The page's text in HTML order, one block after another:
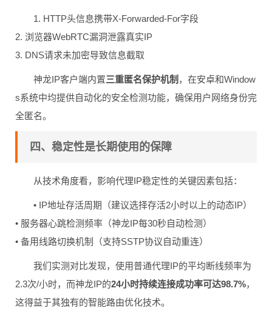
1. HTTP头信息携带X-Forwarded-For字段
2. 浏览器WebRTC漏洞泄露真实IP
3. DNS请求未加密导致信息截取
神龙IP客户端内置三重匿名保护机制 ，在安卓和Window
s系统中均提供自动化的安全检测功能，确保用户网络身份完
全匿名。
四、稳定性是长期使用的保障
从技术角度看，影响代理IP稳定性的关键因素包括：
• IP地址存活周期（建议选择存活2小时以上的动态IP）
• 服务器心跳检测频率（神龙IP每30秒自动检测）
• 备用线路切换机制（支持SSTP协议自动重连）
我们实测对比发现，使用普通代理IP的平均断线频率为
2.3次/小时，而神龙IP的24小时持续连接成功率可达98.7%，
这得益于其独有的智能路由优化技术。